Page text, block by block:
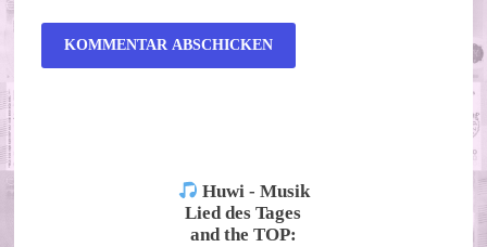
Huwi - Musik
Lied des Tages
and the TOP: